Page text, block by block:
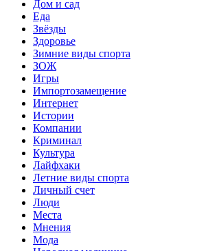
Дом и сад
Еда
Звёзды
Здоровье
Зимние виды спорта
ЗОЖ
Игры
Импортозамещение
Интернет
Истории
Компании
Криминал
Культура
Лайфхаки
Летние виды спорта
Личный счет
Люди
Места
Мнения
Мода